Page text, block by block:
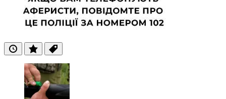
ОстанніПопулярні
Теги